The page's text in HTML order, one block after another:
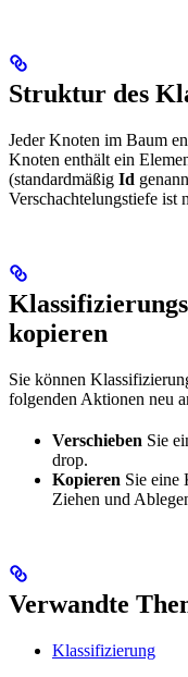
Struktur des
Jeder Knoten im Baum
Knoten enthält ein
(standardmäßig Id
Verschachtelungstiefe ist
kopieren
Sie können
folgenden Aktionen neu
Verschieben Sie
drop.
Kopieren Sie eine
Ziehen und
Verwandte
Klassifizierung